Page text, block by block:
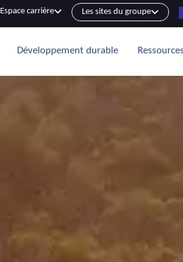
Espace carrière Les sites du groupe
Développement durable Ressources